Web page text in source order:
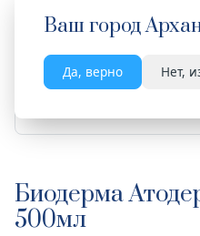
Ваш город
Да, верно Нет,
Весь сайт
Биодерма
500мл